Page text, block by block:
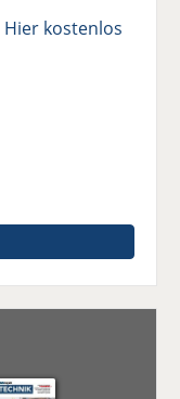
Hier kostenlos